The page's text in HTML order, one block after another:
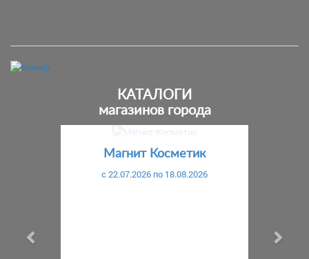
КАТАЛОГИ
магазинов города
Магнит Косметик
c 22.07.2026 по 18.08.2026